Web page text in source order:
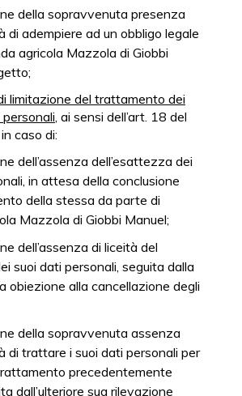
della sopravvenuta presenza
di adempiere ad un obbligo legale
agricola Mazzola di Giobbi
limitazione del trattamento dei
, ai sensi dell’art. 18 del
in caso di:
dell’assenza dell’esattezza dei
in attesa della conclusione
della stessa da parte di
Mazzola di Giobbi Manuel;
dell’assenza di liceità del
suoi dati personali, seguita dalla
obiezione alla cancellazione degli
della sopravvenuta assenza
di trattare i suoi dati personali per
precedentemente
dall’ulteriore sua rilevazione